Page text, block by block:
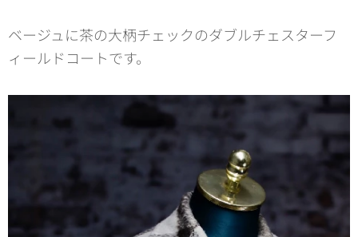
ベージュに茶の大柄チェックのダブルチェスターフ
ィールドコートです。